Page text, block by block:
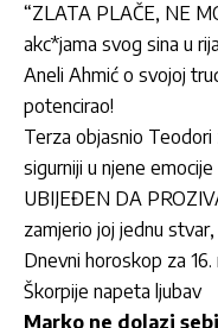
“ZLATA PLAČE, NE
akc*jama svog sina u
Aneli Ahmić o svojoj
potencirao!
Terza objasnio
sigurniji u njene emocije
UBIJEĐEN DA
zamjerio joj jednu
Dnevni horoskop za
Škorpije napeta ljubav
Marko ne dolazi